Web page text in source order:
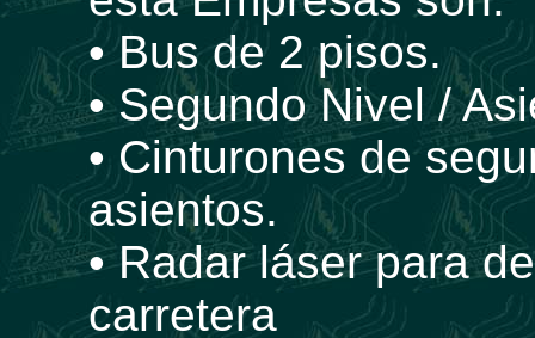
• Bus de 2 pisos.
• Segundo Nivel /
• Cinturones de
asientos.
• Radar láser para
carretera